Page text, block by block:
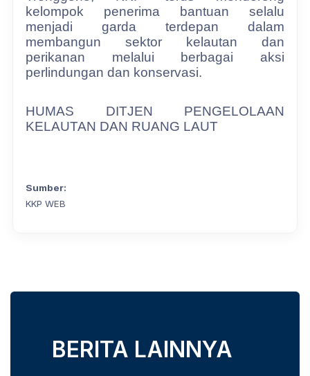
kelompok penerima bantuan selalu
menjadi garda terdepan dalam
membangun sektor kelautan dan
perikanan melalui berbagai aksi
perlindungan dan konservasi.
HUMAS DITJEN PENGELOLAAN
KELAUTAN DAN RUANG LAUT
Sumber:
KKP WEB
BERITA LAINNYA